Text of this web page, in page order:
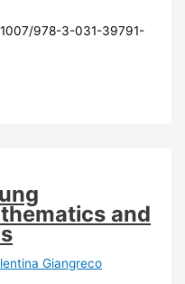
978-3-031-39791-
and
Giangreco